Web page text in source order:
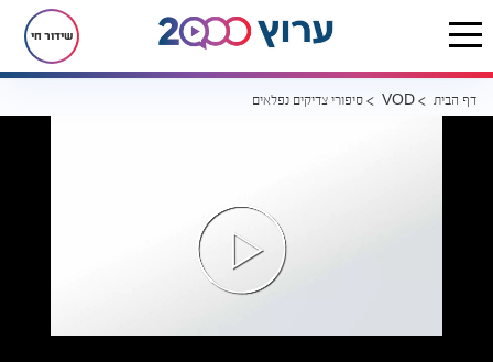
שידור חי
דף הבית VOD סיפורי צדיקים נפלאים על מעלת האמונה והבטחון | הרב ארז קדוסי